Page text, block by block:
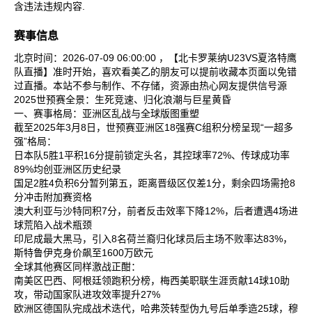
含违法违规内容.
赛事信息
北京时间：2026-07-09 06:00:00 ，【北卡罗莱纳U23VS夏洛特鹰
队直播】准时开始，喜欢看美乙的朋友可以提前收藏本页面以免错
过直播。本站不参与制作、不存储，资源由热心网友提供信号源
2025世预赛全景：生死竞速、归化浪潮与巨星黄昏
一、赛事格局：亚洲区乱战与全球版图重塑
截至2025年3月8日，世预赛亚洲区18强赛C组积分榜呈现“一超多
强”格局：
日本队‌5胜1平积16分提前锁定头名，其控球率72%、传球成功率
89%均创亚洲区历史纪录‌
国足‌2胜4负积6分暂列第五，距离晋级区仅差1分，剩余四场需抢8
分冲击附加赛资格‌
澳大利亚‌与‌沙特‌同积7分，前者反击效率下降12%，后者遭遇4场进
球荒陷入战术瓶颈‌
印尼‌成最大黑马，引入8名荷兰裔归化球员后主场不败率达83%，
斯特鲁伊克身价飙至1600万欧元‌
全球其他赛区同样激战正酣：
南美区‌巴西、阿根廷领跑积分榜，梅西美职联生涯贡献14球10助
攻，带动国家队进攻效率提升27%‌
欧洲区‌德国队完成战术迭代，哈弗茨转型伪九号后单季造25球，穆